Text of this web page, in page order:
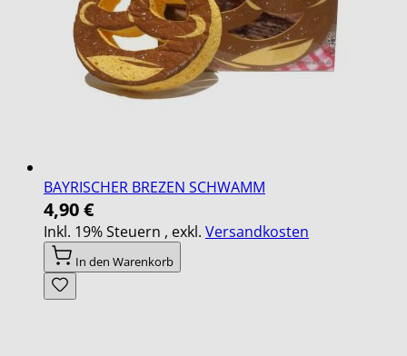
BAYRISCHER BREZEN SCHWAMM
4,90 €
Inkl. 19% Steuern , exkl. Versandkosten
In den Warenkorb